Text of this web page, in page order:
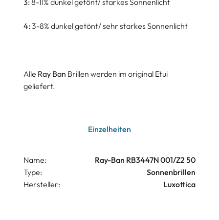
3: 8-11% dunkel getönt/ starkes Sonnenlicht
4: 3-8% dunkel getönt/ sehr starkes Sonnenlicht
Alle Ray Ban Brillen werden im original Etui
geliefert.
Einzelheiten
Name:
Ray-Ban RB3447N 001/Z2 50
Type:
Sonnenbrillen
Hersteller:
Luxottica